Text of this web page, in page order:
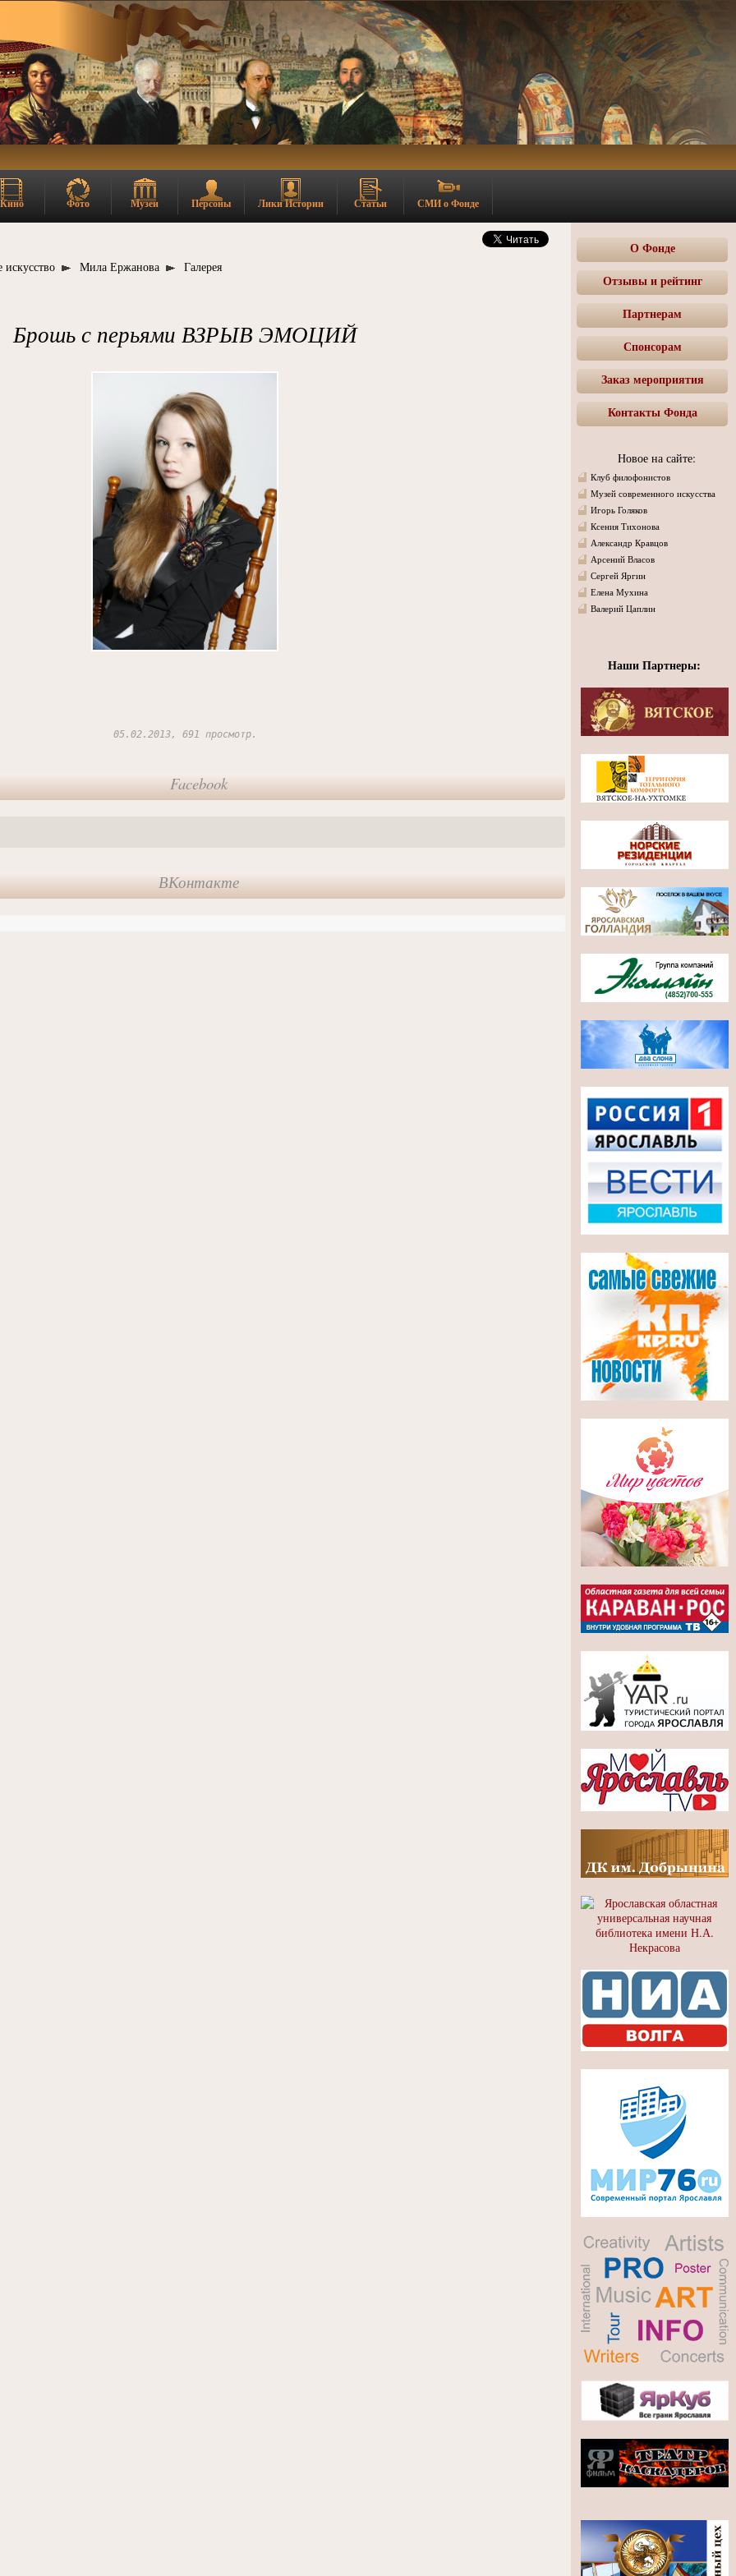
Кино Фото Музеи Персоны Лики Истории Статьи СМИ о Фонде
Мила Ержанова Галерея
Брошь с перьями ВЗРЫВ ЭМОЦИЙ
05.02.2013, 691 просмотр.
Facebook
ВКонтакте
О Фонде
Отзывы и рейтинг
Партнерам
Спонсорам
Заказ мероприятия
Контакты Фонда
Новое на сайте:
Клуб филофонистов
Музей современного искусства
Игорь Голяков
Ксения Тихонова
Александр Кравцов
Арсений Власов
Сергей Яргин
Елена Мухина
Валерий Цаплин
Наши Партнеры: